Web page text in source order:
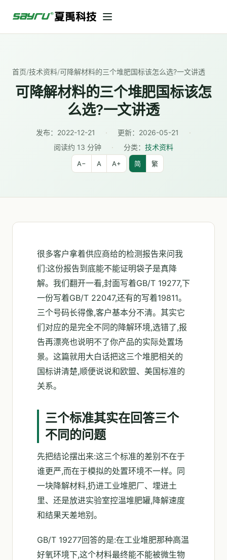
首页/技术资料/可降解材料的三个堆肥国标该怎么选?一文讲透
可降解材料的三个堆肥国标该怎
么选?一文讲透
发布： 2022-12-21 · 更新： 2026-05-21
·
阅读约 13 分钟
· 分类： 技术资料
A− A A+ 简 繁
很多客户拿着供应商给的检测报告来问我
们:这份报告到底能不能证明袋子是真降
解。我们翻开一看,封面写着GB/T 19277,下
一份写着GB/T 22047,还有的写着19811。
三个号码长得像,客户基本分不清。其实它
们对应的是完全不同的降解环境,选错了,报
告再漂亮也说明不了你产品的实际处置场
景。这篇就用大白话把这三个堆肥相关的
国标讲清楚,顺便说说和欧盟、美国标准的
关系。
三个标准其实在回答三个
不同的问题
先把结论摆出来:这三个标准的差别不在于
谁更严,而在于模拟的处置环境不一样。同
一块降解材料,扔进工业堆肥厂、埋进土
里、还是放进实验室控温堆肥罐,降解速度
和结果天差地别。
GB/T 19277回答的是:在工业堆肥那种高温
好氧环境下,这个材料最终能不能被微生物